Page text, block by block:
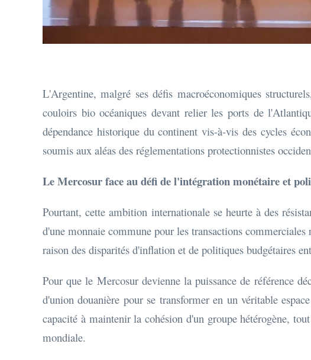
L'Argentine, malgré ses défis macroéconomiques
couloirs bio océaniques devant relier les ports de
dépendance historique du continent vis-à-vis des cycles
soumis aux aléas des réglementations protectionnistes
Le Mercosur face au défi de l'intégration monétaire et
Pourtant, cette ambition internationale se heurte à des
d'une monnaie commune pour les transactions
raison des disparités d'inflation et de politiques budgétaires
Pour que le Mercosur devienne la puissance de référence
d'union douanière pour se transformer en un véritable
capacité à maintenir la cohésion d'un groupe hétérogène,
mondiale.